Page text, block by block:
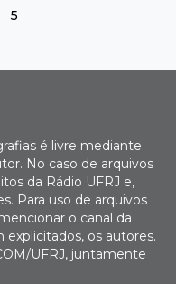
5
é livre mediante
No caso de arquivos
da Rádio UFRJ e,
Para uso de arquivos
o canal da
explicitados, os autores.
UFRJ, juntamente